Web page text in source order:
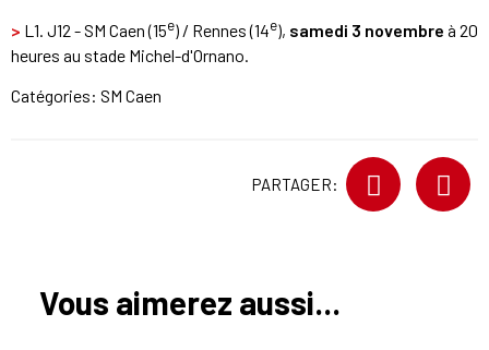
> L1. J12 - SM Caen (15e) / Rennes (14e), samedi 3 novembre à 20
heures au stade Michel-d'Ornano.
Catégories: SM Caen
PARTAGER:
Vous aimerez aussi...